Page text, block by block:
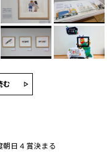
む
日４賞決まる